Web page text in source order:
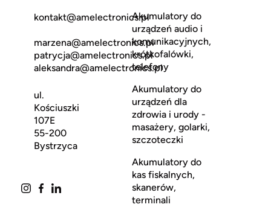
kontakt@amelectronics.pl
marzena@amelectronics.pl
patrycja@amelectronics.pl
aleksandra@amelectronics.pl
ul.
Kościuszki
107E
55-200
Bystrzyca
Akumulatory do
urządzeń audio i
komunikacyjnych,
krótkofalówki,
telefony
Akumulatory do
urządzeń dla
zdrowia i urody -
masażery, golarki,
szczoteczki
Akumulatory do
kas fiskalnych,
skanerów,
terminali